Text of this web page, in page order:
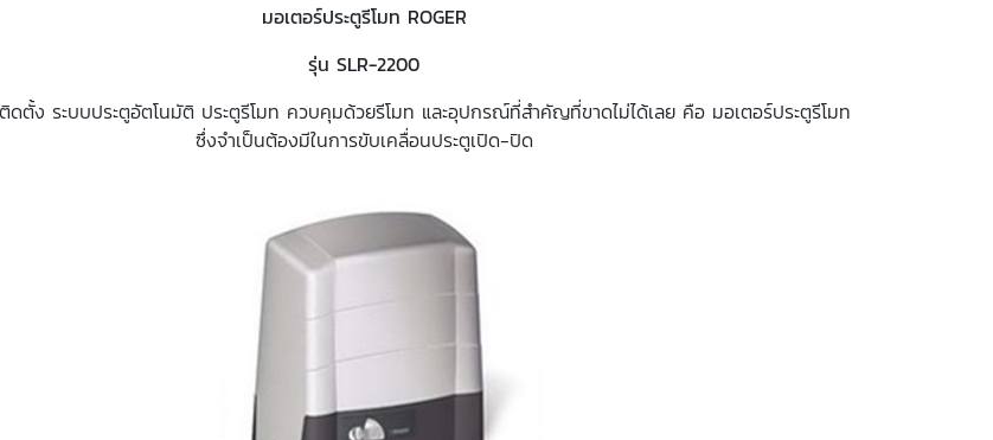
มอเตอร์ประตูรีโมท ROGER
รุ่น SLR-2200
ดตั้ง ระบบประตูอัตโนมัติ ประตูรีโมท ควบคุมด้วยรีโมท และอุปกรณ์ที่สำคัญที่ขาดไม่ได้เลย คือ มอเตอร์ประตูรีโมท
ซึ่งจำเป็นต้องมีในการขับเคลื่อนประตูเปิด-ปิด